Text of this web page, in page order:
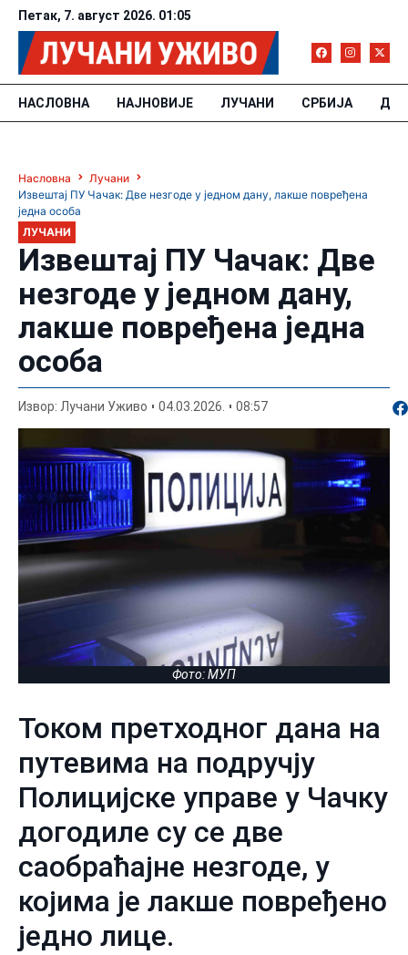
Петак, 7. август 2026. 01:05
НАСЛОВНА НАЈНОВИЈЕ ЛУЧАНИ СРБИЈА
Насловна
Лучани
Извештај ПУ Чачак: Две незгоде у једном дану, лакше повређена
једна особа
ЛУЧАНИ
Извештај ПУ Чачак: Две
незгоде у једном дану,
лакше повређена једна
особа
Извор: Лучани Уживо 04.03.2026. 08:57
Фото: МУП
Током претходног дана на
путевима на подручју
Полицијске управе у Чачку
догодиле су се две
саобраћајне незгоде, у
којима је лакше повређено
једно лице.